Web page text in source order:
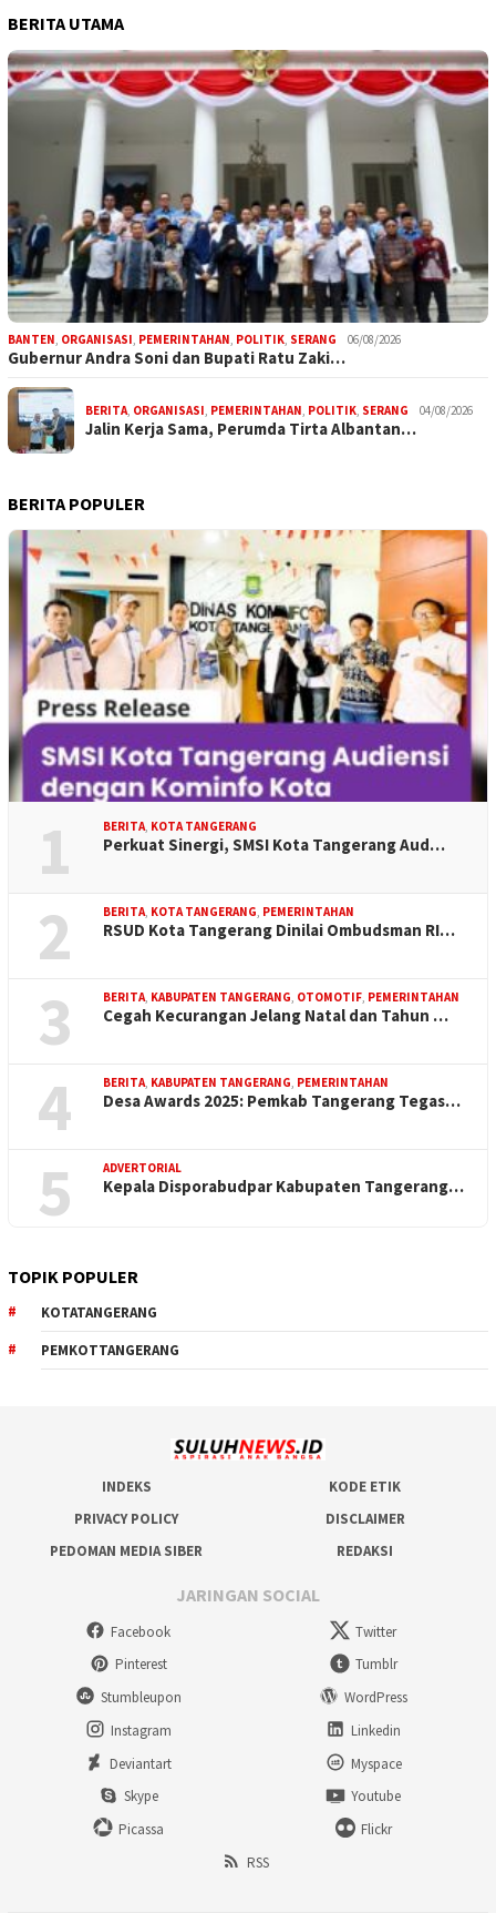
BERITA UTAMA
BANTEN ORGANISASI PEMERINTAHAN POLITIK SERANG 06/08/2026
Gubernur Andra Soni dan Bupati Ratu Zaki…
BERITA ORGANISASI PEMERINTAHAN POLITIK SERANG 04/08/2026
Jalin Kerja Sama, Perumda Tirta Albantan…
BERITA POPULER
1 BERITA, KOTA TANGERANG
Perkuat Sinergi, SMSI Kota Tangerang Aud…
2 BERITA, KOTA TANGERANG, PEMERINTAHAN
RSUD Kota Tangerang Dinilai Ombudsman RI…
3 BERITA, KABUPATEN TANGERANG, OTOMOTIF, PEMERINTAHAN
Cegah Kecurangan Jelang Natal dan Tahun …
4 BERITA, KABUPATEN TANGERANG, PEMERINTAHAN
Desa Awards 2025: Pemkab Tangerang Tegas…
5 ADVERTORIAL
Kepala Disporabudpar Kabupaten Tangerang…
TOPIK POPULER
KOTATANGERANG
PEMKOTTANGERANG
INDEKS
KODE ETIK
PRIVACY POLICY
DISCLAIMER
PEDOMAN MEDIA SIBER
REDAKSI
JARINGAN SOCIAL
Facebook
Twitter
Pinterest
Tumblr
Stumbleupon
WordPress
Instagram
Linkedin
Deviantart
Myspace
Skype
Youtube
Picassa
Flickr
RSS